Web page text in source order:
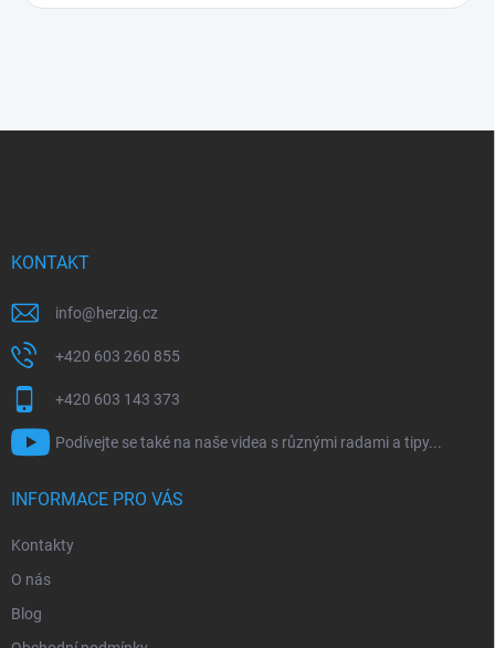
KONTAKT
info@herzig.cz
+420 603 260 855
+420 603 143 373
Podívejte se také na naše videa s různými radami a tipy...
INFORMACE PRO VÁS
Kontakty
O nás
Blog